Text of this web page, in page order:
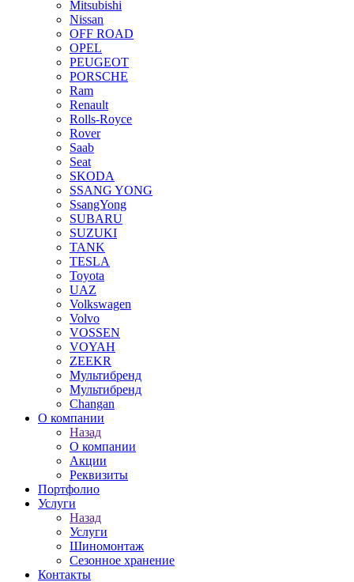
Mitsubishi
Nissan
OFF ROAD
OPEL
PEUGEOT
PORSCHE
Ram
Renault
Rolls-Royce
Rover
Saab
Seat
SKODA
SSANG YONG
SsangYong
SUBARU
SUZUKI
TANK
TESLA
Toyota
UAZ
Volkswagen
Volvo
VOSSEN
VOYAH
ZEEKR
Мультибренд
Мультибренд
Сhangan
О компании
Назад
О компании
Акции
Реквизиты
Портфолио
Услуги
Назад
Услуги
Шиномонтаж
Сезонное хранение
Контакты